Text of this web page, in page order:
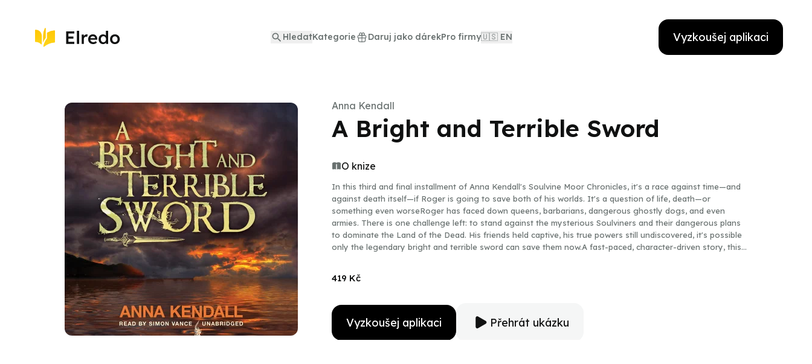
HledatKategorie Daruj jako dárekPro firmy🇺🇸 EN Vyzkoušej aplikaci
Anna Kendall
A Bright and Terrible Sword
O knize
In this third and final installment of Anna Kendall's Soulvine Moor Chronicles, it's a race against time—and
against death itself—if Roger is going to save both of his worlds. It's a question of life, death—or
something even worseRoger has faced down queens, barbarians, dangerous ghostly dogs, and even
armies. There is one challenge left: to stand against the mysterious Soulviners and their dangerous plans
to dominate the Land of the Dead. His friends held captive, his true powers still undiscovered, it's possible
only the legendary bright and terrible sword can save them now.A fast-paced, character-driven story, this
419 Kč
Vyzkoušej aplikaci Přehrát ukázku